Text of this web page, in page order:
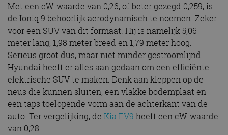
Met een cW-waarde van 0,26, of beter gezegd 0,259, is
de Ioniq 9 behoorlijk aerodynamisch te noemen. Zeker
voor een SUV van dit formaat. Hij is namelijk 5,06
meter lang, 1,98 meter breed en 1,79 meter hoog.
Serieus groot dus, maar niet minder gestroomlijnd.
Hyundai heeft er alles aan gedaan om een efficiënte
elektrische SUV te maken. Denk aan kleppen op de
neus die kunnen sluiten, een vlakke bodemplaat en
een taps toelopende vorm aan de achterkant van de
auto. Ter vergelijking, de Kia EV9 heeft een cW-waarde
van 0,28.